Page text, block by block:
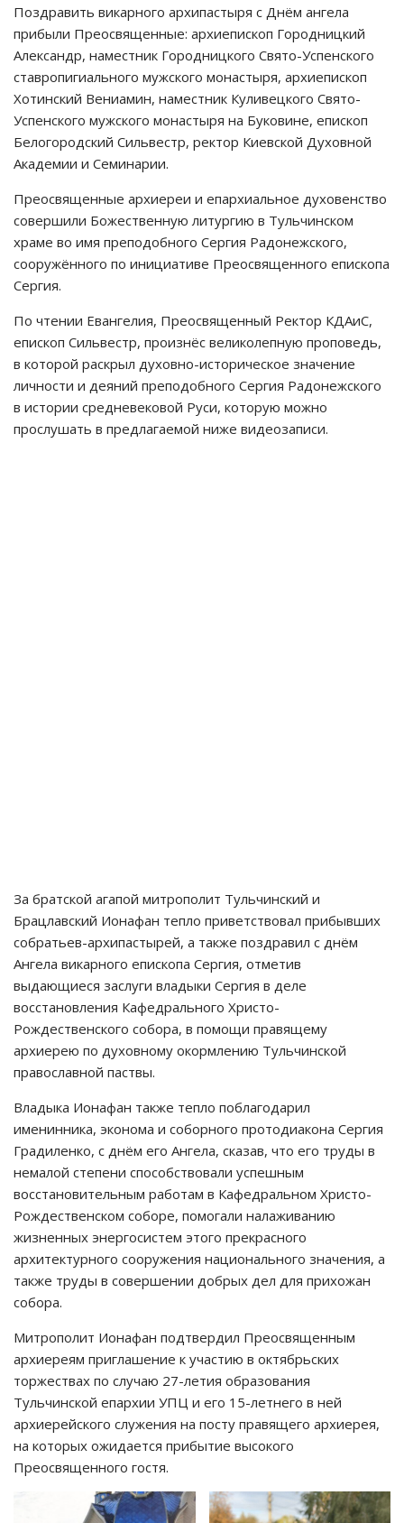
Поздравить викарного архипастыря с Днём ангела
прибыли Преосвященные: архиепископ Городницкий
Александр, наместник Городницкого Свято-Успенского
ставропигиального мужского монастыря, архиепископ
Хотинский Вениамин, наместник Куливецкого Свято-
Успенского мужского монастыря на Буковине, епископ
Белогородский Сильвестр, ректор Киевской Духовной
Академии и Семинарии.
Преосвященные архиереи и епархиальное духовенство
совершили Божественную литургию в Тульчинском
храме во имя преподобного Сергия Радонежского,
сооружённого по инициативе Преосвященного епископа
Сергия.
По чтении Евангелия, Преосвященный Ректор КДАиС,
епископ Сильвестр, произнёс великолепную проповедь,
в которой раскрыл духовно-историческое значение
личности и деяний преподобного Сергия Радонежского
в истории средневековой Руси, которую можно
прослушать в предлагаемой ниже видеозаписи.
За братской агапой митрополит Тульчинский и
Брацлавский Ионафан тепло приветствовал прибывших
собратьев-архипастырей, а также поздравил с днём
Ангела викарного епископа Сергия, отметив
выдающиеся заслуги владыки Сергия в деле
восстановления Кафедрального Христо-
Рождественского собора, в помощи правящему
архиерею по духовному окормлению Тульчинской
православной паствы.
Владыка Ионафан также тепло поблагодарил
именинника, эконома и соборного протодиакона Сергия
Градиленко, с днём его Ангела, сказав, что его труды в
немалой степени способствовали успешным
восстановительным работам в Кафедральном Христо-
Рождественском соборе, помогали налаживанию
жизненных энергосистем этого прекрасного
архитектурного сооружения национального значения, а
также труды в совершении добрых дел для прихожан
собора.
Митрополит Ионафан подтвердил Преосвященным
архиереям приглашение к участию в октябрьских
торжествах по случаю 27-летия образования
Тульчинской епархии УПЦ и его 15-летнего в ней
архиерейского служения на посту правящего архиерея,
на которых ожидается прибытие высокого
Преосвященного гостя.